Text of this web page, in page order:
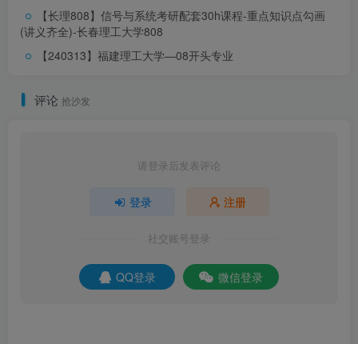
【长理808】信号与系统考研配套30h课程-重点知识点勾画
(讲义齐全)-长春理工大学808
【240313】福建理工大学—08开头专业
评论 抢沙发
请登录后发表评论
登录 注册
社交账号登录
QQ登录 微信登录